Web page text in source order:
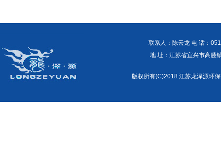
联系人：陈云龙 电 话：
地 址：江苏省宜兴市高塍
版权所有(C)2018 江苏龙泽源环